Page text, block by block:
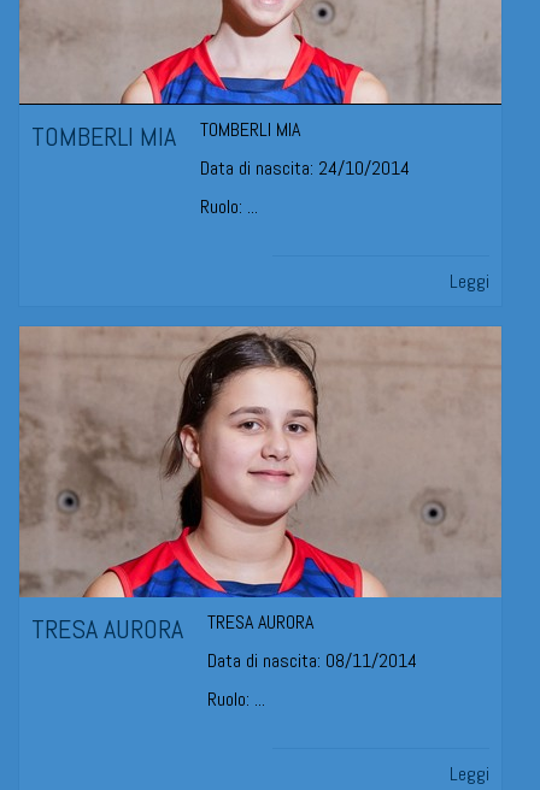
TOMBERLI MIA
TOMBERLI MIA
Data di nascita: 24/10/2014
Ruolo: ...
Leggi
TRESA AURORA
TRESA AURORA
Data di nascita: 08/11/2014
Ruolo: ...
Leggi